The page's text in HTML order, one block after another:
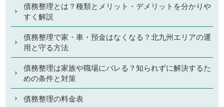
債務整理とは？種類とメリット・デメリットを分かりや
すく解説
債務整理で家・車・預金はなくなる？北九州エリアの運
用と守る方法
債務整理は家族や職場にバレる？知られずに解決するた
めの条件と対策
債務整理の料金表